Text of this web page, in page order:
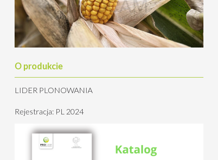
O produkcie
LIDER PLONOWANIA
Rejestracja: PL 2024